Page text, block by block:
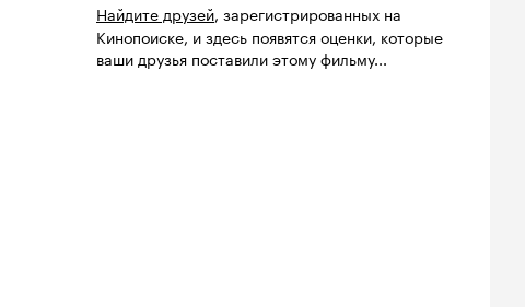
Найдите друзей, зарегистрированных на
Кинопоиске, и здесь появятся оценки, которые
ваши друзья поставили этому фильму...